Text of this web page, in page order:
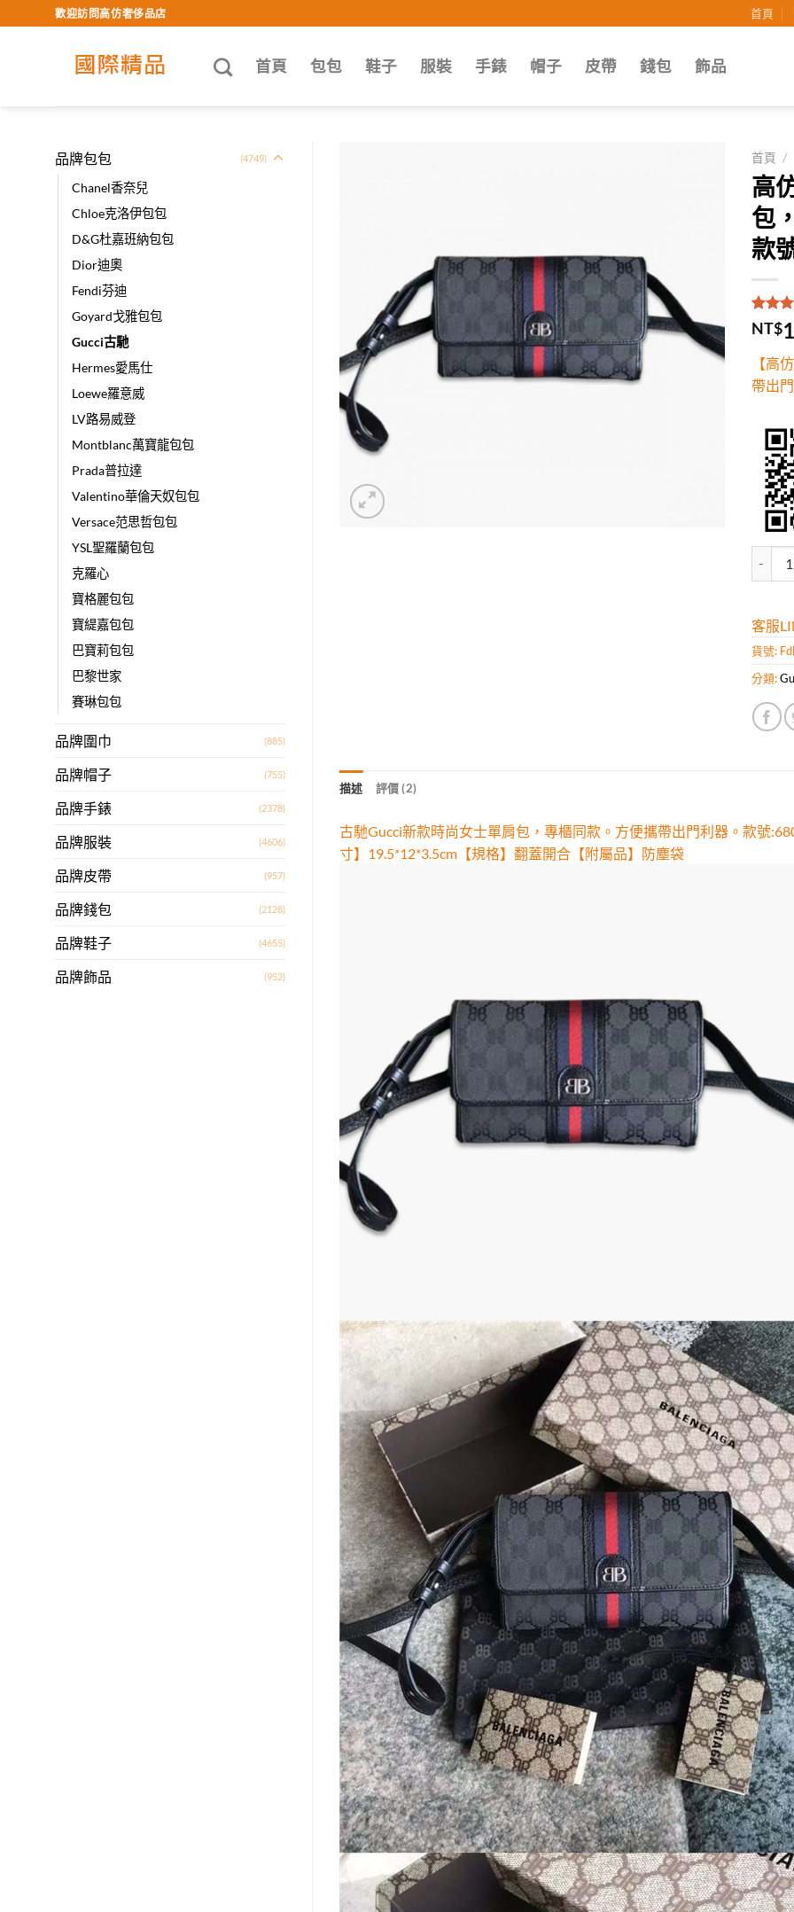
to
歡迎訪問高仿奢侈品店 首頁
首頁 包包 鞋子 服裝 手錶 帽子 皮帶 錢包 飾品
品牌包包 (4749)
Chanel香奈兒
Chloe克洛伊包包
D&G杜嘉班納包包
Dior迪奧
Fendi芬迪
Goyard戈雅包包
Gucci古馳
Hermes愛馬仕
Loewe羅意威
LV路易威登
Montblanc萬寶龍包包
Prada普拉達
Valentino華倫天奴包包
Versace范思哲包包
YSL聖羅蘭包包
克羅心
寶格麗包包
寶緹嘉包包
巴寶莉包包
巴黎世家
賽琳包包
品牌圍巾 (885)
品牌帽子 (755)
品牌手錶 (2378)
品牌服裝 (4606)
品牌皮帶 (957)
品牌錢包 (2128)
品牌鞋子 (4655)
品牌飾品 (952)
首頁 /
高
包
款
評分
5，
2
分
NT$
【高
帶出
客服
貨號:
分類:
描述 評價 (2)
古馳Gucci新款時尚女士單肩包，專櫃同款。方便攜帶出門利器。款號
寸】19.5*12*3.5cm【規格】翻蓋開合【附屬品】防塵袋